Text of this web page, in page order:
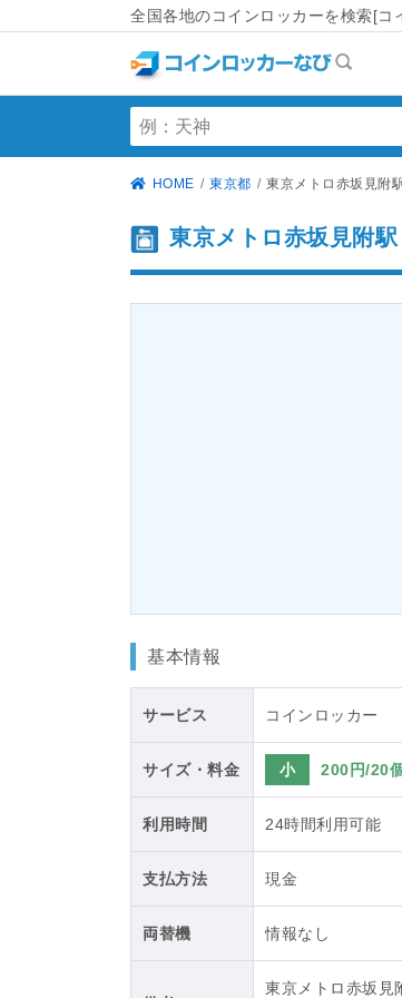
全国各地のコインロッカーを検索[コ
HOME 東京都 東京メトロ赤坂見附
東京メトロ赤坂見附
基本情報
サービス コインロッカー
サイズ・料金 小 200円/20
利用時間 24時間利用可能
支払方法 現金
両替機 情報なし
東京メトロ赤坂見